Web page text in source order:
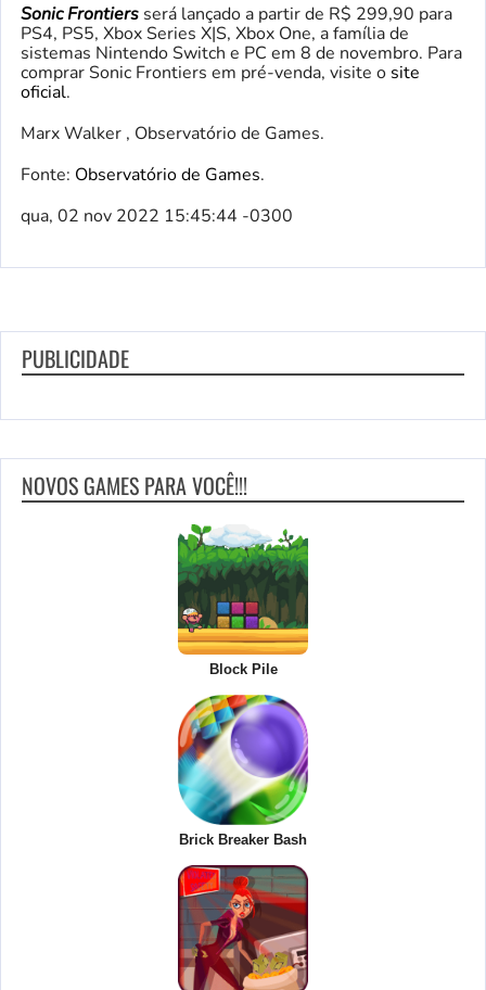
Sonic Frontiers será lançado a partir de R$ 299,90 para
PS4, PS5, Xbox Series X|S, Xbox One, a família de
sistemas Nintendo Switch e PC em 8 de novembro. Para
comprar Sonic Frontiers em pré-venda, visite o site
oficial.
Marx Walker , Observatório de Games.
Fonte: Observatório de Games.
qua, 02 nov 2022 15:45:44 -0300
PUBLICIDADE
NOVOS GAMES PARA VOCÊ!!!
Block Pile
Brick Breaker Bash